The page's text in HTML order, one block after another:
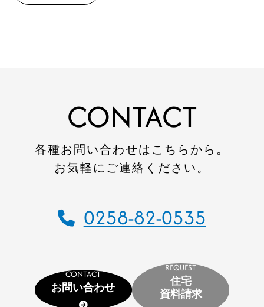
採用情報
イベント申し込み
CONTACT
各種お問い合わせはこちらから。
お気軽にご連絡ください。
0258-82-0535
CONTACT
お問い合わせ
REQUEST
住宅
資料請求